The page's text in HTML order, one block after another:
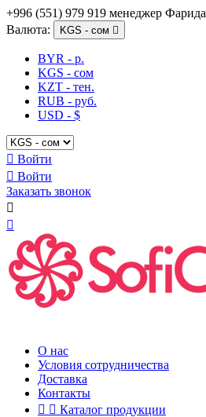
+996 (551) 979 919 менеджер Фарида
Валюта:
KGS - сом 
BYR - р.
KGS - сом
KZT - тен.
RUB - руб.
USD - $
 Войти
 Войти
Заказать звонок


О нас
Условия сотрудничества
Доставка
Контакты
  Каталог продукции